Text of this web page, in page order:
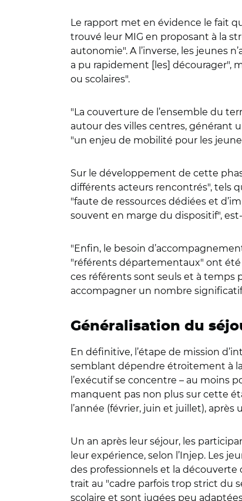
Le rapport met en évidence le fait
trouvé leur MIG en proposant à la
autonomie". A l’inverse, les jeunes
a pu rapidement [les] décourager",
ou scolaires".
"La couverture de l’ensemble du
autour des villes centres, générant
"un enjeu de mobilité pour les
Sur le développement de cette
différents acteurs rencontrés", tels
"faute de ressources dédiées et
souvent en marge du dispositif",
"Enfin, le besoin
"référents départementaux" ont été
ces référents sont seuls et à temps
accompagner un nombre
Généralisation du
En définitive, l’étape de mission
semblant dépendre étroitement à
l’exécutif se concentre – au moins
manquent pas non plus sur cette
l’année (février, juin et juillet),
Un an après leur séjour, les
leur expérience, selon l’Injep. Les
des professionnels et la découverte
trait au "cadre parfois trop strict du
scolaire et sont jugées peu